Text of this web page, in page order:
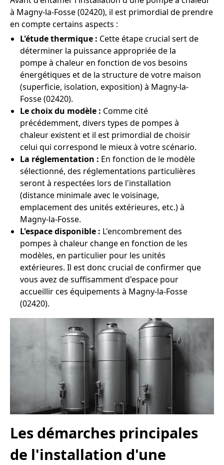
à Magny-la-Fosse (02420), il est primordial de prendre
en compte certains aspects :
L'étude thermique : Cette étape crucial sert de
déterminer la puissance appropriée de la
pompe à chaleur en fonction de vos besoins
énergétiques et de la structure de votre maison
(superficie, isolation, exposition) à Magny-la-
Fosse (02420).
Le choix du modèle : Comme cité
précédemment, divers types de pompes à
chaleur existent et il est primordial de choisir
celui qui correspond le mieux à votre scénario.
La réglementation : En fonction de le modèle
sélectionné, des réglementations particulières
seront à respectées lors de l'installation
(distance minimale avec le voisinage,
emplacement des unités extérieures, etc.) à
Magny-la-Fosse.
L'espace disponible : L'encombrement des
pompes à chaleur change en fonction de les
modèles, en particulier pour les unités
extérieures. Il est donc crucial de confirmer que
vous avez de suffisamment d'espace pour
accueillir ces équipements à Magny-la-Fosse
(02420).
Les démarches principales
de l'installation d'une